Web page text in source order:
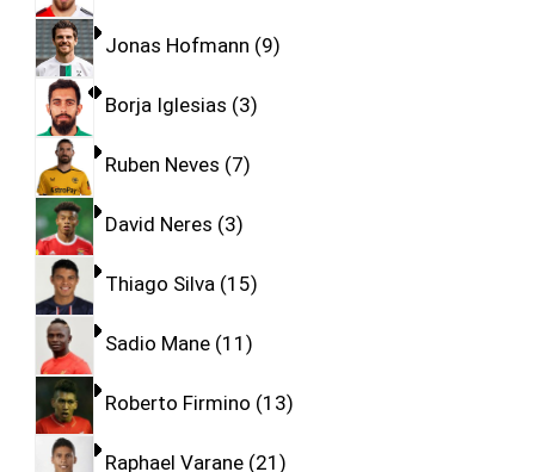
Jonas Hofmann 9
Borja Iglesias 3
Ruben Neves 7
David Neres 3
Thiago Silva 15
Sadio Mane 11
Roberto Firmino 13
Raphael Varane 21